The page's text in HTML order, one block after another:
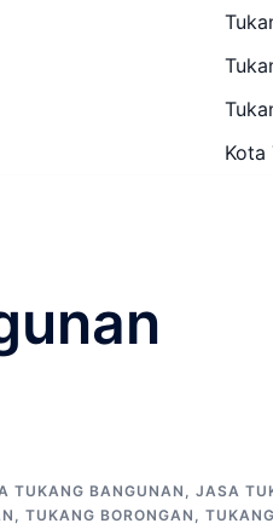
Kota
TUKANG BANGUNAN, JASA
, TUKANG BORONGAN ,